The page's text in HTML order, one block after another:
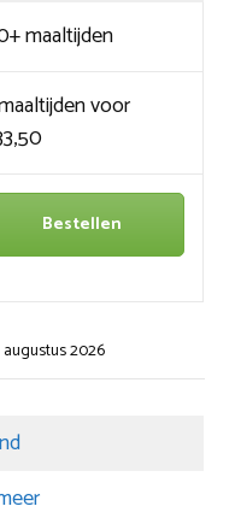
maaltijden
voor
Bestellen
2026